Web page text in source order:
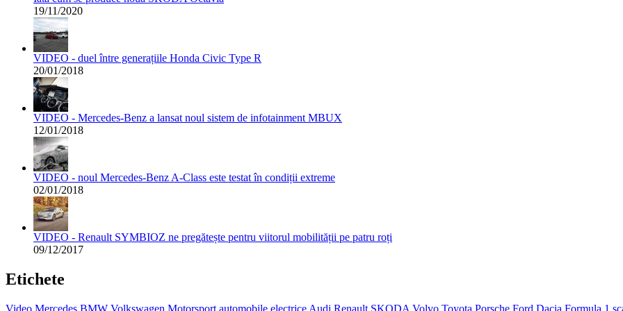
19/11/2020
VIDEO - duel între generațiile Honda Civic Type R
20/01/2018
VIDEO - Mercedes-Benz a lansat noul sistem de infotainment MBUX
12/01/2018
VIDEO - noul Mercedes-Benz A-Class este testat în condiții extreme
02/01/2018
VIDEO - Renault SYMBIOZ ne pregătește pentru viitorul mobilității pe patru roți
09/12/2017
Etichete